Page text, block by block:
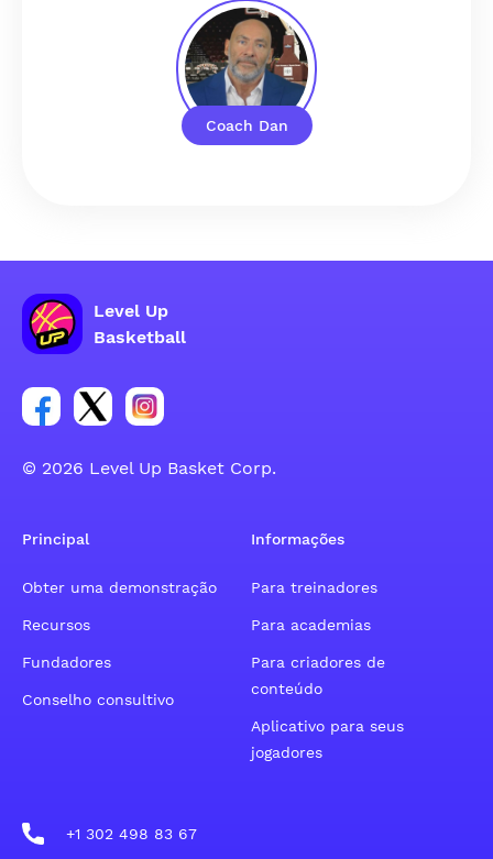
Coach Dan
Level Up
Basketball
Link para o grupo social da conta do Facebook
Link para o grupo social da conta do tweeter
Link para o grupo social da conta do
© 2026 Level Up Basket Corp.
Principal
Obter uma demonstração
Recursos
Fundadores
Conselho consultivo
Informações
Para treinadores
Para academias
Para criadores de
conteúdo
Aplicativo para seus
jogadores
+1 302 498 83 67